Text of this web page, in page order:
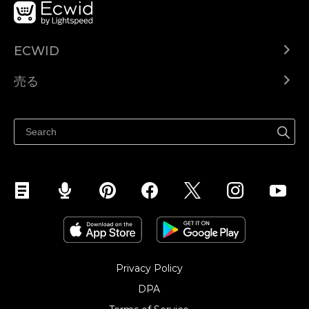
ECWID
ヘルプセンター
売る
Facebookで販売する
Instagramで販売する
Privacy Policy
DPA